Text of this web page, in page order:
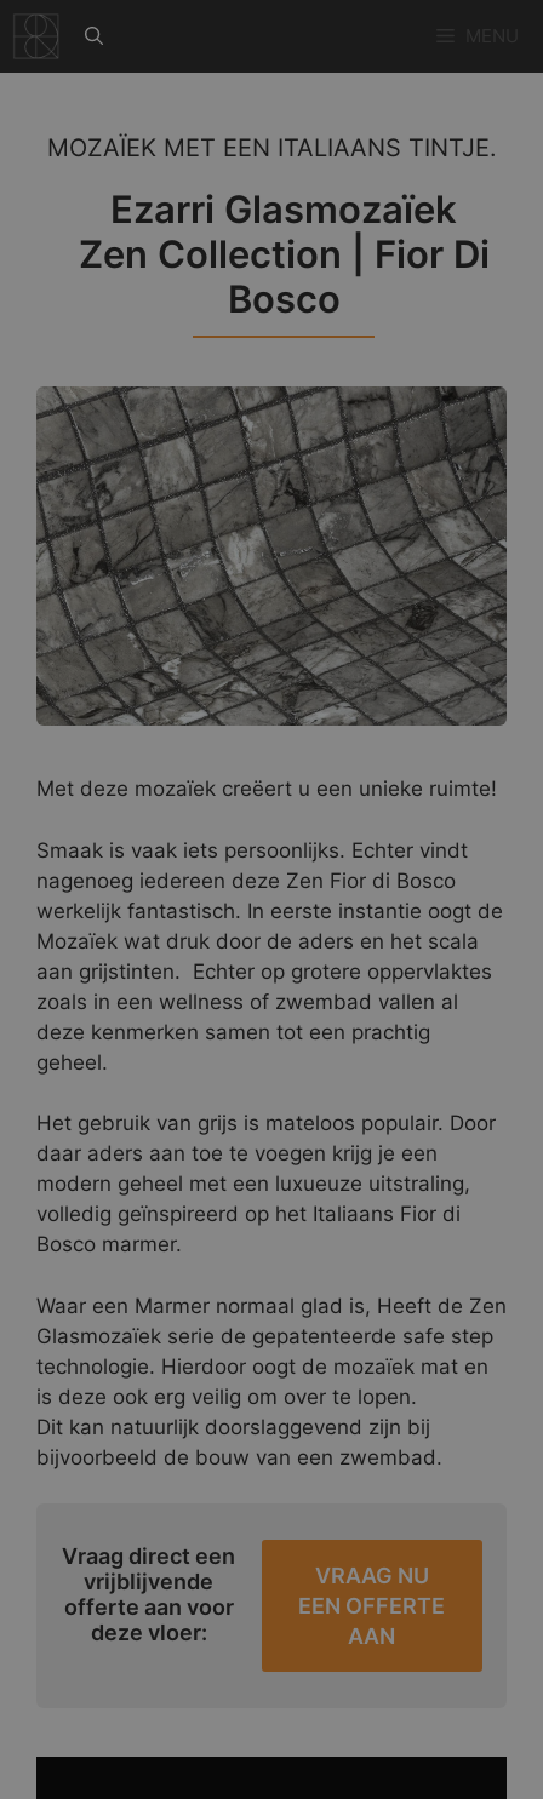
naar
de
MOZAÏEK MET EEN ITALIAANS TINTJE.
Ezarri Glasmozaïek
Zen Collection | Fior Di
Bosco
Met deze mozaïek creëert u een unieke ruimte!
Smaak is vaak iets persoonlijks. Echter vindt
nagenoeg iedereen deze Zen Fior di Bosco
werkelijk fantastisch. In eerste instantie oogt de
Mozaïek wat druk door de aders en het scala
aan grijstinten. Echter op grotere oppervlaktes
zoals in een wellness of zwembad vallen al
deze kenmerken samen tot een prachtig
geheel.
Het gebruik van grijs is mateloos populair. Door
daar aders aan toe te voegen krijg je een
modern geheel met een luxueuze uitstraling,
volledig geïnspireerd op het Italiaans Fior di
Bosco marmer.
Waar een Marmer normaal glad is, Heeft de Zen
Glasmozaïek serie de gepatenteerde safe step
technologie. Hierdoor oogt de mozaïek mat en
is deze ook erg veilig om over te lopen.
Dit kan natuurlijk doorslaggevend zijn bij
bijvoorbeeld de bouw van een zwembad.
Vraag direct een
vrijblijvende
offerte aan voor
deze vloer:
VRAAG NU
EEN OFFERTE
AAN